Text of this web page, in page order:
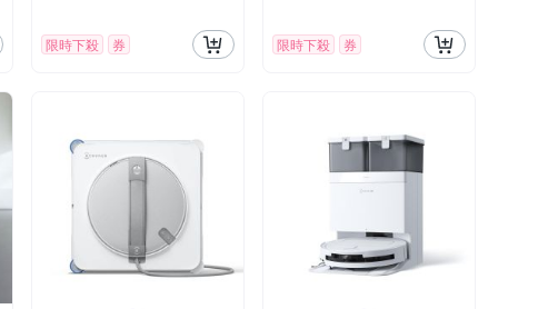
限時下殺 券 限時下殺 券